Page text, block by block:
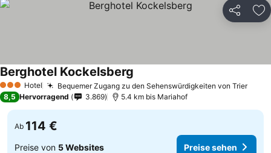
Teilen
3 SterneHotel Bequemer Zugang zu den Sehenswürdigkeiten von Trier
Berghotel Kockelsberg
8,5 Hervorragend 3.869 5.4 km bis Mariahof
Ab 114 €
Preise von 5 Websites Preise sehen